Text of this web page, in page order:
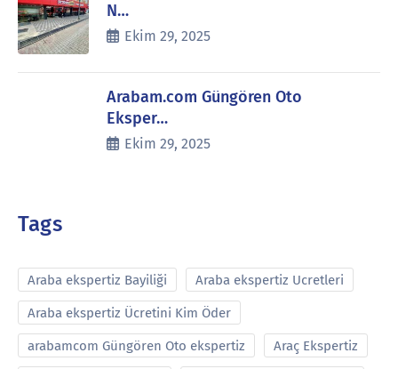
N…
Ekim 29, 2025
Arabam.com Güngören Oto
Eksper…
Ekim 29, 2025
Tags
Araba ekspertiz Bayiliği Araba ekspertiz Ucretleri
Araba ekspertiz Ücretini Kim Öder
arabamcom Güngören Oto ekspertiz Araç Ekspertiz